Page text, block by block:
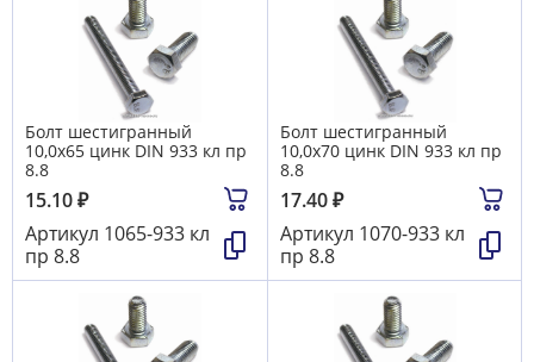
Болт шестигранный
10,0х65 цинк DIN 933 кл пр
8.8
15.10₽
Артикул 1065-933 кл
пр 8.8
Болт шестигранный
10,0х70 цинк DIN 933 кл пр
8.8
17.40₽
Артикул 1070-933 кл
пр 8.8